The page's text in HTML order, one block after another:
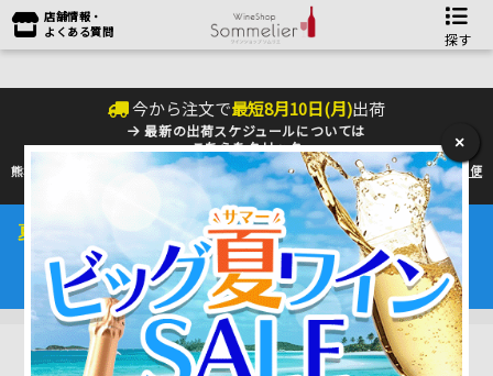
店舗情報・
よくある質問
探す
今から注文で最短8月10日(月)出荷
最新の出荷スケジュールについては
こちらをクリック
熊本地震の影響により九州への配送に遅れが生じております。最新情報は佐川急便
のHP
をご確認下さい。
夏季の配送は『クール便』のご利用をお勧めいたします。
ワインは25℃以上で劣化するデリケートな商品です。
4～10月はワインを守るためにも是非ご利用ください。
×